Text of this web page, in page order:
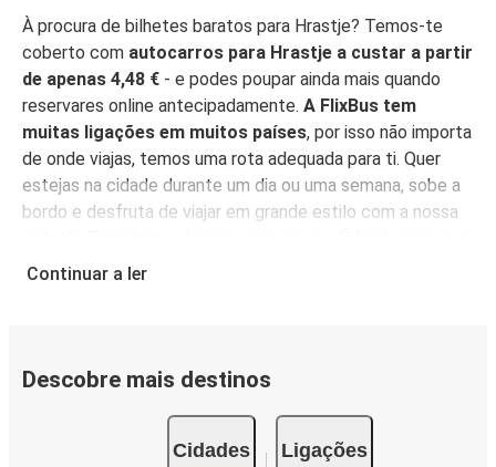
À procura de bilhetes baratos para Hrastje? Temos-te
coberto com autocarros para Hrastje a custar a partir
de apenas 4,48 € - e podes poupar ainda mais quando
reservares online antecipadamente. A FlixBus tem
muitas ligações em muitos países, por isso não importa
de onde viajas, temos uma rota adequada para ti. Quer
estejas na cidade durante um dia ou uma semana, sobe a
bordo e desfruta de viajar em grande estilo com a nossa
teu bilhete, com opções de compra acessíveis para
funcionar como o teu bilhete - basta mostrá-la ao teu
mais baratos, reserva na App antecipadamente - quanto
mais cedo reservares, mais barato será o teu bilhete!
Continuar a ler
Descobre mais destinos
Cidades Ligações